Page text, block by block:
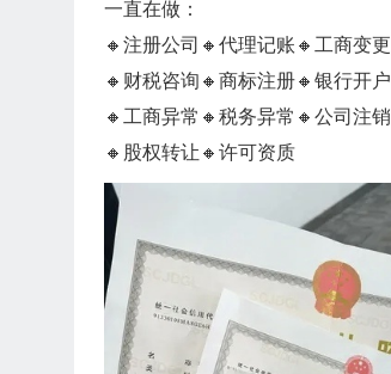
一直在做：
🔸注册公司🔸代理记账🔸工商变更
🔸财税咨询🔸商标注册🔸银行开户
🔸工商异常🔸税务异常🔸公司注销
🔸股权转让🔸许可资质